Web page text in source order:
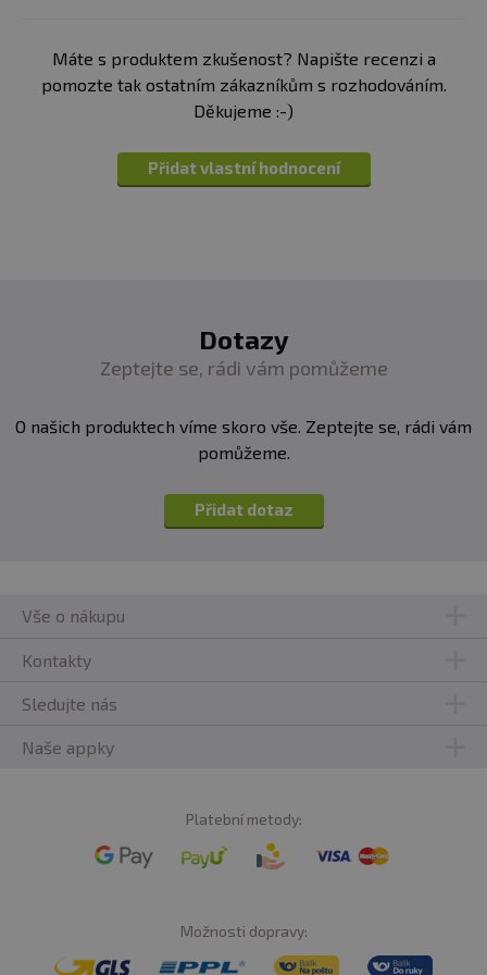
Upozornění:Doplněk stravy. Vhodné zejména pro
sportovce. Není náhradou pestré stravy. Nepřekračujte
dětí! není vhodné pro děti, těhotné a kojící ženy.
Upozornění pro alergiky:
Máte s produktem zkušenost? Napište recenzi a
pomozte tak ostatním zákazníkům s rozhodováním.
Děkujeme :-)
Přidat vlastní hodnocení
Dotazy
Zeptejte se, rádi vám pomůžeme
O našich produktech víme skoro vše. Zeptejte se, rádi vám
pomůžeme.
Přidat dotaz
Vše o nákupu
Kontakty
Sledujte nás
Naše appky
Platební metody:
Možnosti dopravy: